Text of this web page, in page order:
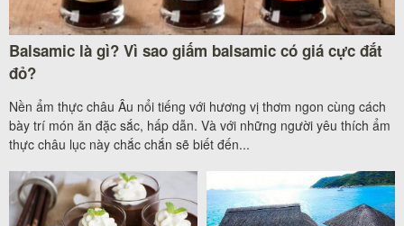
Balsamic là gì? Vì sao giấm balsamic có giá cực đắt
đỏ?
Nền ẩm thực châu Âu nổi tiếng với hương vị thơm ngon cùng cách
bày trí món ăn đặc sắc, hấp dẫn. Và với những người yêu thích ẩm
thực châu lục này chắc chắn sẽ biết đến...